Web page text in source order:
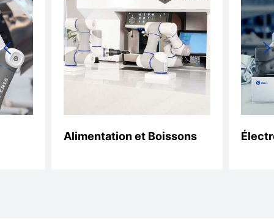
Électronique Santé